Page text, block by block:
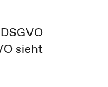
sieht